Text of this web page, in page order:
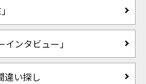
インタビュー」
違い探し